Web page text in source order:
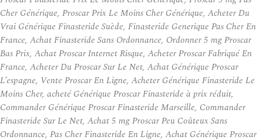
Cher Générique, Proscar Prix Le Moins Cher Générique, Acheter Du
Vrai Générique Finasteride Suède, Finasteride Generique Pas Cher En
France, Achat Finasteride Sans Ordonnance, Ordonner 5 mg Proscar
Bas Prix, Achat Proscar Internet Risque, Acheter Proscar Fabriqué En
France, Acheter Du Proscar Sur Le Net, Achat Générique Proscar
L’espagne, Vente Proscar En Ligne, Acheter Générique Finasteride Le
Moins Cher, acheté Générique Proscar Finasteride à prix réduit,
Commander Générique Proscar Finasteride Marseille, Commander
Finasteride Sur Le Net, Achat 5 mg Proscar Peu Coûteux Sans
Ordonnance, Pas Cher Finasteride En Ligne, Achat Générique Proscar